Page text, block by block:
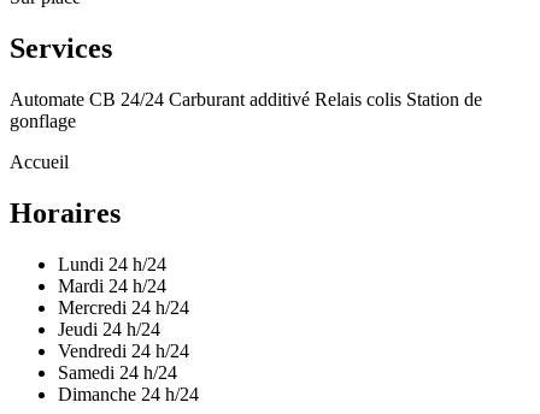
Services
Automate CB 24/24 Carburant additivé Relais colis Station de
gonflage
Accueil
Horaires
Lundi 24 h/24
Mardi 24 h/24
Mercredi 24 h/24
Jeudi 24 h/24
Vendredi 24 h/24
Samedi 24 h/24
Dimanche 24 h/24